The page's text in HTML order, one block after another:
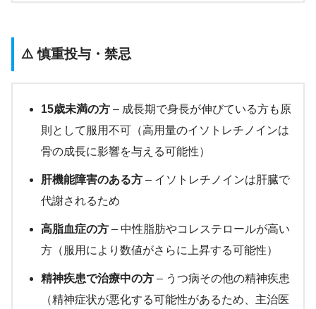
⚠️ 慎重投与・禁忌
15歳未満の方 – 成長期で身長が伸びている方も原
則として服用不可（高用量のイソトレチノインは
骨の成長に影響を与える可能性）
肝機能障害のある方 – イソトレチノインは肝臓で
代謝されるため
高脂血症の方 – 中性脂肪やコレステロールが高い
方（服用により数値がさらに上昇する可能性）
精神疾患で治療中の方 – うつ病その他の精神疾患
（精神症状が悪化する可能性があるため、主治医